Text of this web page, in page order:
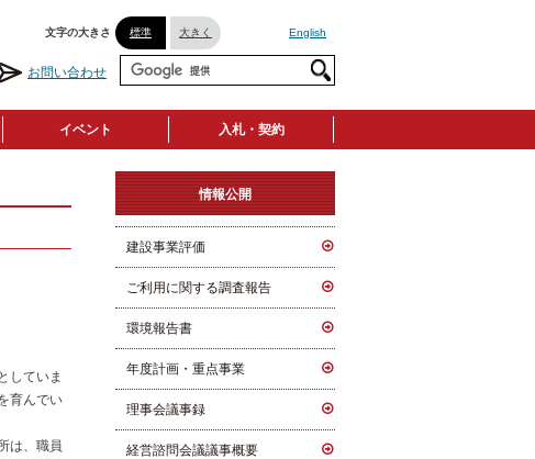
標準 大きく English
文字の大きさ
お問い合わせ
イベント 入札・契約
していま
育んでい
は、職員
情報公開
建設事業評価
ご利用に関する調査報告
環境報告書
年度計画・重点事業
理事会議事録
経営諮問会議議事概要